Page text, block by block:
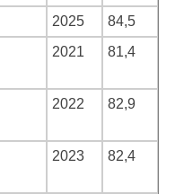
2025
84,5
2021 81,4
2022 82,9
2023 82,4